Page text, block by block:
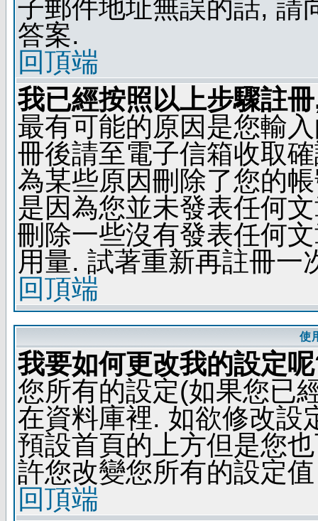
子郵件地址無誤的話, 請
答案.
回頂端
我已經按照以上步驟註
最有可能的原因是您輸
冊後請至電子信箱收取
為某些原因刪除了您的
是因為您並未發表任何
刪除一些沒有發表任何
用量. 試著重新再註冊一
回頂端
使
我要如何更改我的設定
您所有的設定(如果您已
在資料庫裡. 如欲修改設
預設首頁的上方但是您
許您改變您所有的設定值
回頂端